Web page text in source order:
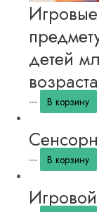
детей
возраста
--- В корзину
--- В корзину